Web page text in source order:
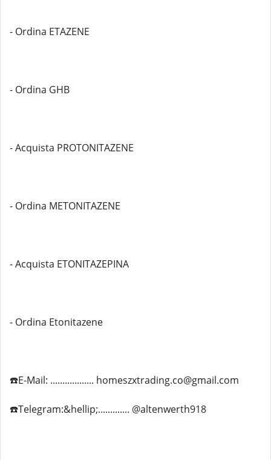
- Ordina ETAZENE
- Ordina GHB
- Acquista PROTONITAZENE
- Ordina METONITAZENE
- Acquista ETONITAZEPINA
- Ordina Etonitazene
☎️E-Mail: .................. homeszxtrading.co@gmail.com
☎️Telegram:&hellip;............. @altenwerth918